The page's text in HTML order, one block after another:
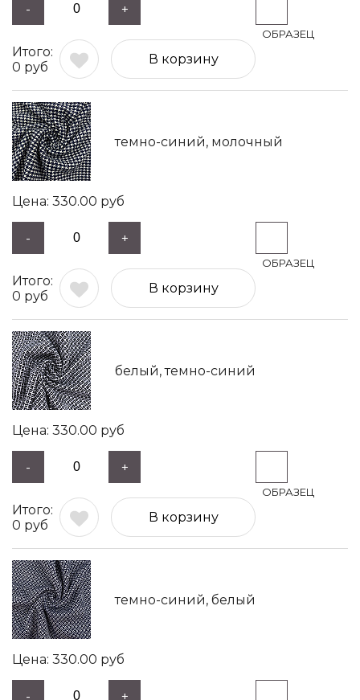
- +
0 руб
В корзину
темно-синий, молочный
330.00 руб
- +
0 руб
В корзину
белый, темно-синий
330.00 руб
- +
0 руб
В корзину
темно-синий, белый
330.00 руб
- +